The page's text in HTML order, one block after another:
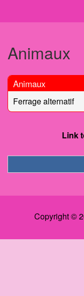
Animaux
Animaux
Ferrage alternatif
Link
Copyright ©